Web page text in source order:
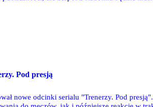
Pod presją
nowe odcinki serialu "Trenerzy. Pod